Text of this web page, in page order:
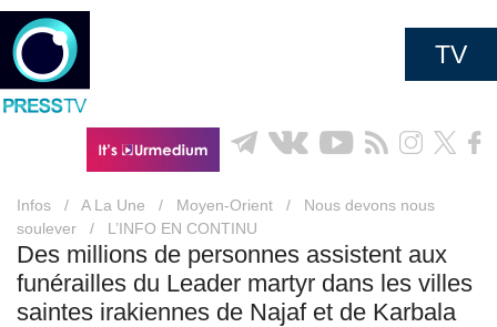
TV
Infos / A La Une / Moyen-Orient /
Nous devons nous
soulever
/ L’INFO EN CONTINU
Des millions de personnes assistent aux
funérailles du Leader martyr dans les villes
saintes irakiennes de Najaf et de Karbala